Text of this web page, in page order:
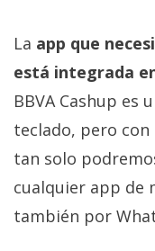
opciones
de
privacidad
/
Legal
El medio de
La app que
está integrada
BBVA Cashup es
teclado, pero
tan solo
cualquier app de
también por